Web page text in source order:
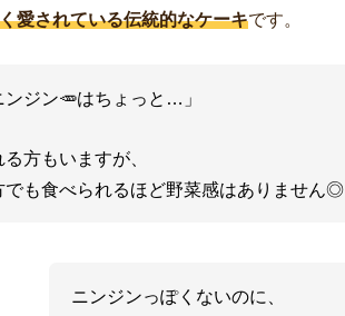
愛されている伝統的なケーキです。
ンジン🥕はちょっと…」
方もいますが、
でも食べられるほど野菜感はありません◎
ニンジンっぽくないのに、